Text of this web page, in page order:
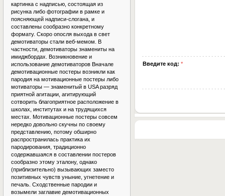
Введите код: *
картинка с надписью, состоящая из
рисунка либо фотографии в рамке и
поясняющей надписи-слогана, и
составлены сообразно конкретному
формату. Скоро опосля выхода в свет
демотиваторы стали веб-мемом. В
частности, демотиваторы знамениты на
имиджбордах. Возникновение и
использование демотиваторов Вначале
демотивационные постеры возникли как
пародия на мотивационные постеры либо
мотиваторы — знаменитый в USA разряд
приятной агитации, агитирующий
сотворить благоприятное расположение в
школах, институтах и на трудящихся
местах. Мотивационные постеры совсем
нередко довольно скучны по своему
представлению, потому обширно
распространилась практика их
пародирования, традиционно
содержавшаяся в составлении постеров
сообразно этому эталону, однако
(приблизительно) вызывающих заместо
позитивных чувств уныние, угнетение и
печаль. Сходственные пародии и
возымели заглавие демотивационных